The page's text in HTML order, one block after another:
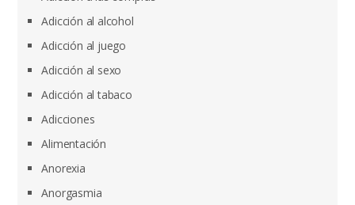
Adicción al alcohol
Adicción al juego
Adicción al sexo
Adicción al tabaco
Adicciones
Alimentación
Anorexia
Anorgasmia